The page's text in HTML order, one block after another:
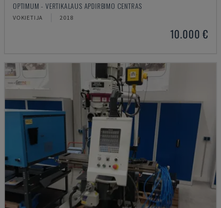
OPTIMUM - VERTIKALAUS APDIRBIMO CENTRAS
VOKIETIJA 2018
10.000 €